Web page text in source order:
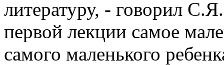
литературу, - говорил
первой лекции самое
самого маленького